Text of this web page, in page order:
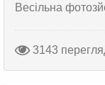
Весільна
3143